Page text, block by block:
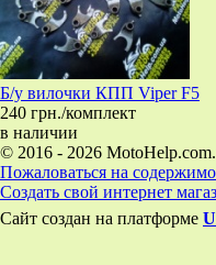
Б/у вилочки КПП Viper F5
240 грн./комплект
в наличии
© 2016 - 2026
Пожаловаться на
Создать свой интернет
Сайт создан на платформе